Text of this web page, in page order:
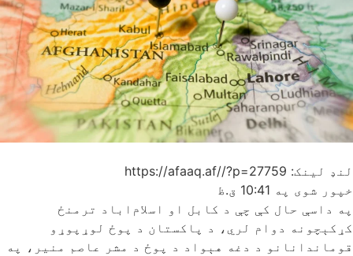
لنډ لینک: https://afaaq.af//?p=27759
خپور شوی په 10:41 ق.ظ
په داسې حال کې چې د کابل او اسلام‌اباد ترمنځ
کړکېچونه دوام لري، د پاکستان د پوځ لوړپوړو
قوماندانانو د دغه هېواد د پوځ د مشر عاصم منیر، په